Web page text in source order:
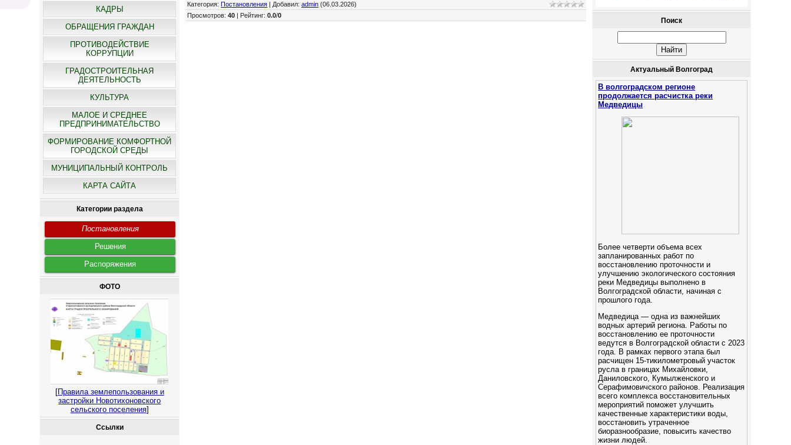
КАДРЫ
ОБРАЩЕНИЯ ГРАЖДАН
ПРОТИВОДЕЙСТВИЕ
КОРРУПЦИИ
ГРАДОСТРОИТЕЛЬНАЯ
ДЕЯТЕЛЬНОСТЬ
КУЛЬТУРА
МАЛОЕ И СРЕДНЕЕ
ПРЕДПРИНИМАТЕЛЬСТВО
ФОРМИРОВАНИЕ КОМФОРТНОЙ
ГОРОДСКОЙ СРЕДЫ
МУНИЦИПАЛЬНЫЙ КОНТРОЛЬ
КАРТА САЙТА
Категории раздела
Постановления
Решения
Распоряжения
ФОТО
[Правила землепользования и
застройки Новотихоновского
сельского поселения]
Ссылки
Категория: Постановления Добавил:admin (06.03.2026)
Просмотров:40 Рейтинг:0.0/0
Поиск
Актуальный Волгоград
В волгоградском регионе
продолжается расчистка реки
Медведицы
Более четверти объема всех
запланированных работ по
восстановлению проточности и
улучшению экологического состояния
реки Медведицы выполнено в
Волгоградской области, начиная с
прошлого года.
Медведица — одна из важнейших
водных артерий региона. Работы по
восстановлению ее проточности
ведутся в Волгоградской области с 2023
года. В рамках первого этапа был
расчищен 15-тикилометровый участок
русла в границах Михайловки,
Даниловского, Кумылженского и
Серафимовичского районов. Реализация
всего комплекса восстановительных
мероприятий поможет улучшить
качественные характеристики воды,
восстановить утраченное
биоразнообразие, повысить качество
жизни людей.